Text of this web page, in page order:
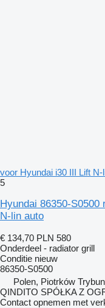
voor Hyundai i30 III Lift N-
5
Hyundai 86350-
N-lin auto
€ 134,70 PLN 580
Onderdeel - radiator grill
Conditie nieuw
86350-S0500
Polen, Piotrków
QINDITO SPÓŁKA Z
Contact opnemen met